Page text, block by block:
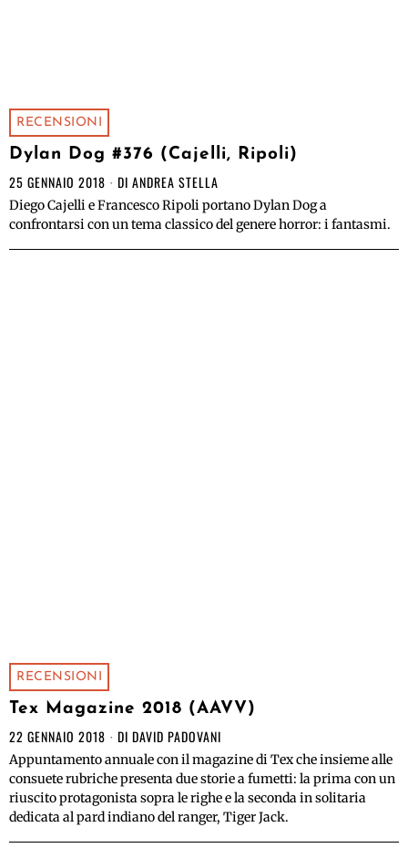
RECENSIONI
Dylan Dog #376 (Cajelli, Ripoli)
25 GENNAIO 2018 DI ANDREA STELLA
Diego Cajelli e Francesco Ripoli portano Dylan Dog a
confrontarsi con un tema classico del genere horror: i fantasmi.
RECENSIONI
Tex Magazine 2018 (AAVV)
22 GENNAIO 2018 DI DAVID PADOVANI
Appuntamento annuale con il magazine di Tex che insieme alle
consuete rubriche presenta due storie a fumetti: la prima con un
riuscito protagonista sopra le righe e la seconda in solitaria
dedicata al pard indiano del ranger, Tiger Jack.